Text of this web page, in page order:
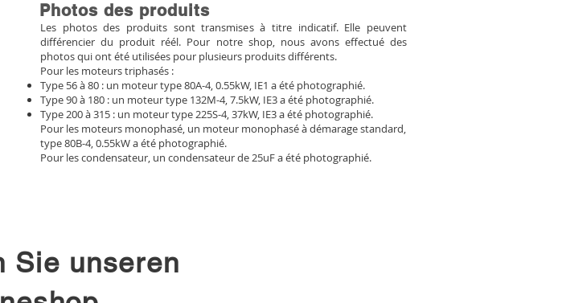
Photos des produits
Les photos des produits sont transmises à titre indicatif. Elle peuvent
différencier du produit réél. Pour notre shop, nous avons effectué des
photos qui ont été utilisées pour plusieurs produits différents.
Pour les moteurs triphasés :
Type 56 à 80 : un moteur type 80A-4, 0.55kW, IE1 a été photographié.
Type 90 à 180 : un moteur type 132M-4, 7.5kW, IE3 a été photographié.
Type 200 à 315 : un moteur type 225S-4, 37kW, IE3 a été photographié.
Pour les moteurs monophasé, un moteur monophasé à démarage standard,
type 80B-4, 0.55kW a été photographié.
Pour les condensateur, un condensateur de 25uF a été photographié.
Sie unseren